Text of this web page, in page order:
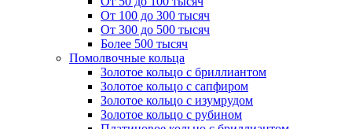
От 100 до 300 тысяч
От 300 до 500 тысяч
Более 500 тысяч
Помолвочные кольца
Золотое кольцо с бриллиантом
Золотое кольцо с сапфиром
Золотое кольцо с изумрудом
Золотое кольцо с рубином